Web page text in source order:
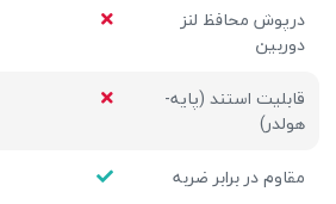
درپوش محافظ لنز
دوربین
قابلیت استند (پایه-
هولدر)
مقاوم در برابر ضربه